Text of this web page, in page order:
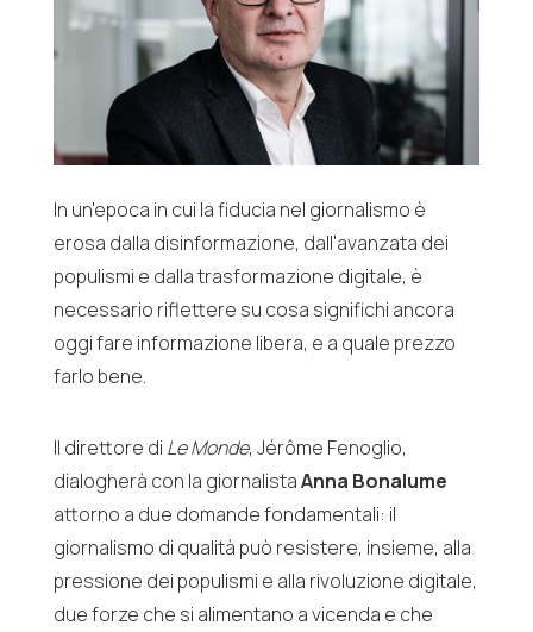
In un'epoca in cui la fiducia nel giornalismo è
erosa dalla disinformazione, dall'avanzata dei
populismi e dalla trasformazione digitale, è
necessario riflettere su cosa significhi ancora
oggi fare informazione libera, e a quale prezzo
farlo bene.
Il direttore di Le Monde, Jérôme Fenoglio,
dialogherà con la giornalistaAnna Bonalume
attorno a due domande fondamentali: il
giornalismo di qualità può resistere, insieme, alla
pressione dei populismi e alla rivoluzione digitale,
due forze che si alimentano a vicenda e che